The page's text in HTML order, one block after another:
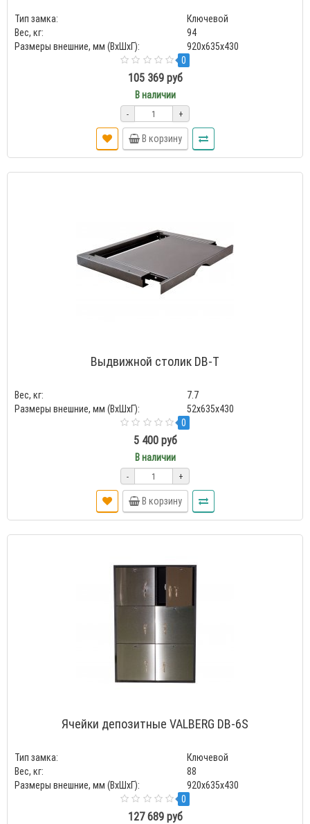
Тип замка:
Ключевой
Вес, кг:
94
Размеры внешние, мм (ВхШхГ):
920x635x430
0
105 369 руб
В наличии
- +
В корзину
Выдвижной столик DB-T
Вес, кг:
7.7
Размеры внешние, мм (ВхШхГ):
52x635x430
0
5 400 руб
В наличии
- +
В корзину
Ячейки депозитные VALBERG DB-6S
Тип замка:
Ключевой
Вес, кг:
88
Размеры внешние, мм (ВхШхГ):
920x635x430
0
127 689 руб